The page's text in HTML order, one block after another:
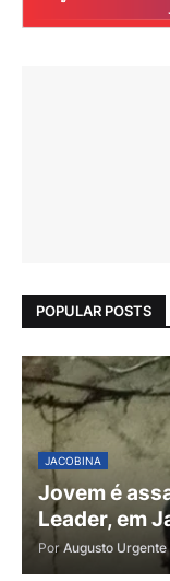
POPULAR POSTS
JACOBINA
Jovem é
Leader, em
Por Augusto Urgente